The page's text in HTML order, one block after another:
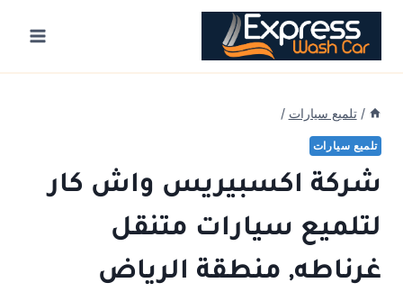
Skip
content
/ تلميع سيارات /
تلميع سيارات
شركة اكسبيريس واش كار
لتلميع سيارات متنقل
غرناطه, منطقة الرياض